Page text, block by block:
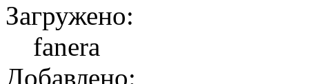
Загружено:
fanera
Добавлено: